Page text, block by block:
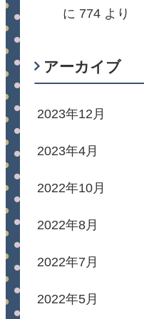
に 774 より
アーカイブ
2023年12月
2023年4月
2022年10月
2022年8月
2022年7月
2022年5月